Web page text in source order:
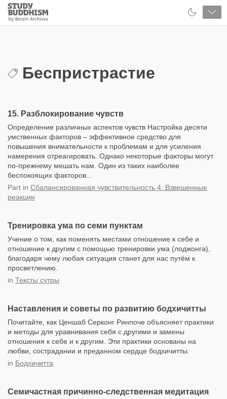
Close
Study
Buddhism
Беспристрастие
15. Разблокирование чувств
Определение различных аспектов чувств Настройка десяти
умственных факторов – эффективное средство для
повышения внимательности к проблемам и для усиления
намерения отреагировать. Однако некоторые факторы могут
по-прежнему мешать нам. Один из таких наиболее
беспокоящих факторов...
Part in Сбалансированная чувствительность 4: Взвешенные
реакции
Тренировка ума по семи пунктам
Учение о том, как поменять местами отношение к себе и
отношение к другим с помощью тренировки ума (лоджонга),
благодаря чему любая ситуация станет для нас путём к
просветлению.
in Тексты сутры
Наставления и советы по развитию бодхичитты
Почитайте, как Ценшаб Серконг Ринпоче объясняет практики
и методы для уравнивания себя с другими и замены
отношения к себе и к другим. Эти практики основаны на
любви, сострадании и преданном сердце бодхичитты.
in Бодхичитта
Семичастная причинно-следственная медитация